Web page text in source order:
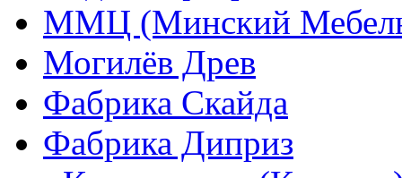
ММЦ (Минский
Могилёв Древ
Фабрика Скайда
Фабрика Диприз